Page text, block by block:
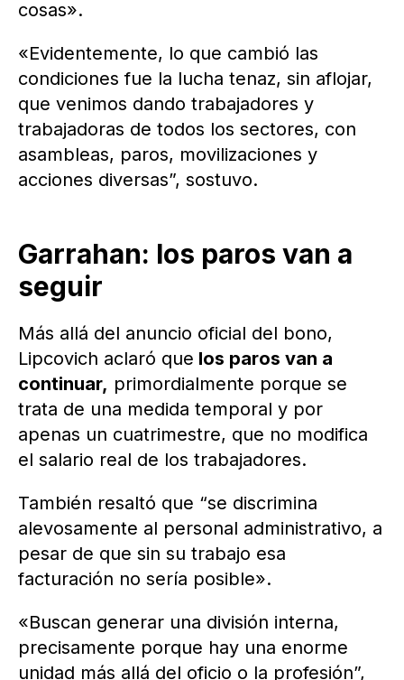
cosas».
«Evidentemente, lo que cambió las
condiciones fue la lucha tenaz, sin aflojar,
que venimos dando trabajadores y
trabajadoras de todos los sectores, con
asambleas, paros, movilizaciones y
acciones diversas”, sostuvo.
Garrahan: los paros van a
seguir
Más allá del anuncio oficial del bono,
Lipcovich aclaró que los paros van a
continuar, primordialmente porque se
trata de una medida temporal y por
apenas un cuatrimestre, que no modifica
el salario real de los trabajadores.
También resaltó que “se discrimina
alevosamente al personal administrativo, a
pesar de que sin su trabajo esa
facturación no sería posible».
«Buscan generar una división interna,
precisamente porque hay una enorme
unidad más allá del oficio o la profesión”,